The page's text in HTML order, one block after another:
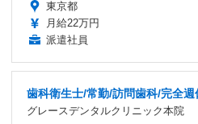
東京都
月給22万円
派遣社員
歯科衛生士/常勤/訪問歯科/完全
グレースデンタルクリニック本院